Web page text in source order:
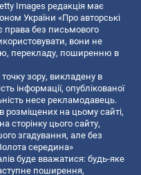
Images редакція має
України «Про авторські
права без письмового
вони не
перекладу, поширенню в
зору, викладену в
інформації, опублікованої
несе рекламодавець.
розміщених на цьому сайті,
сторінку цього сайту,
згадування, але без
середина»
буде вважатися: будь-яке
поширення,